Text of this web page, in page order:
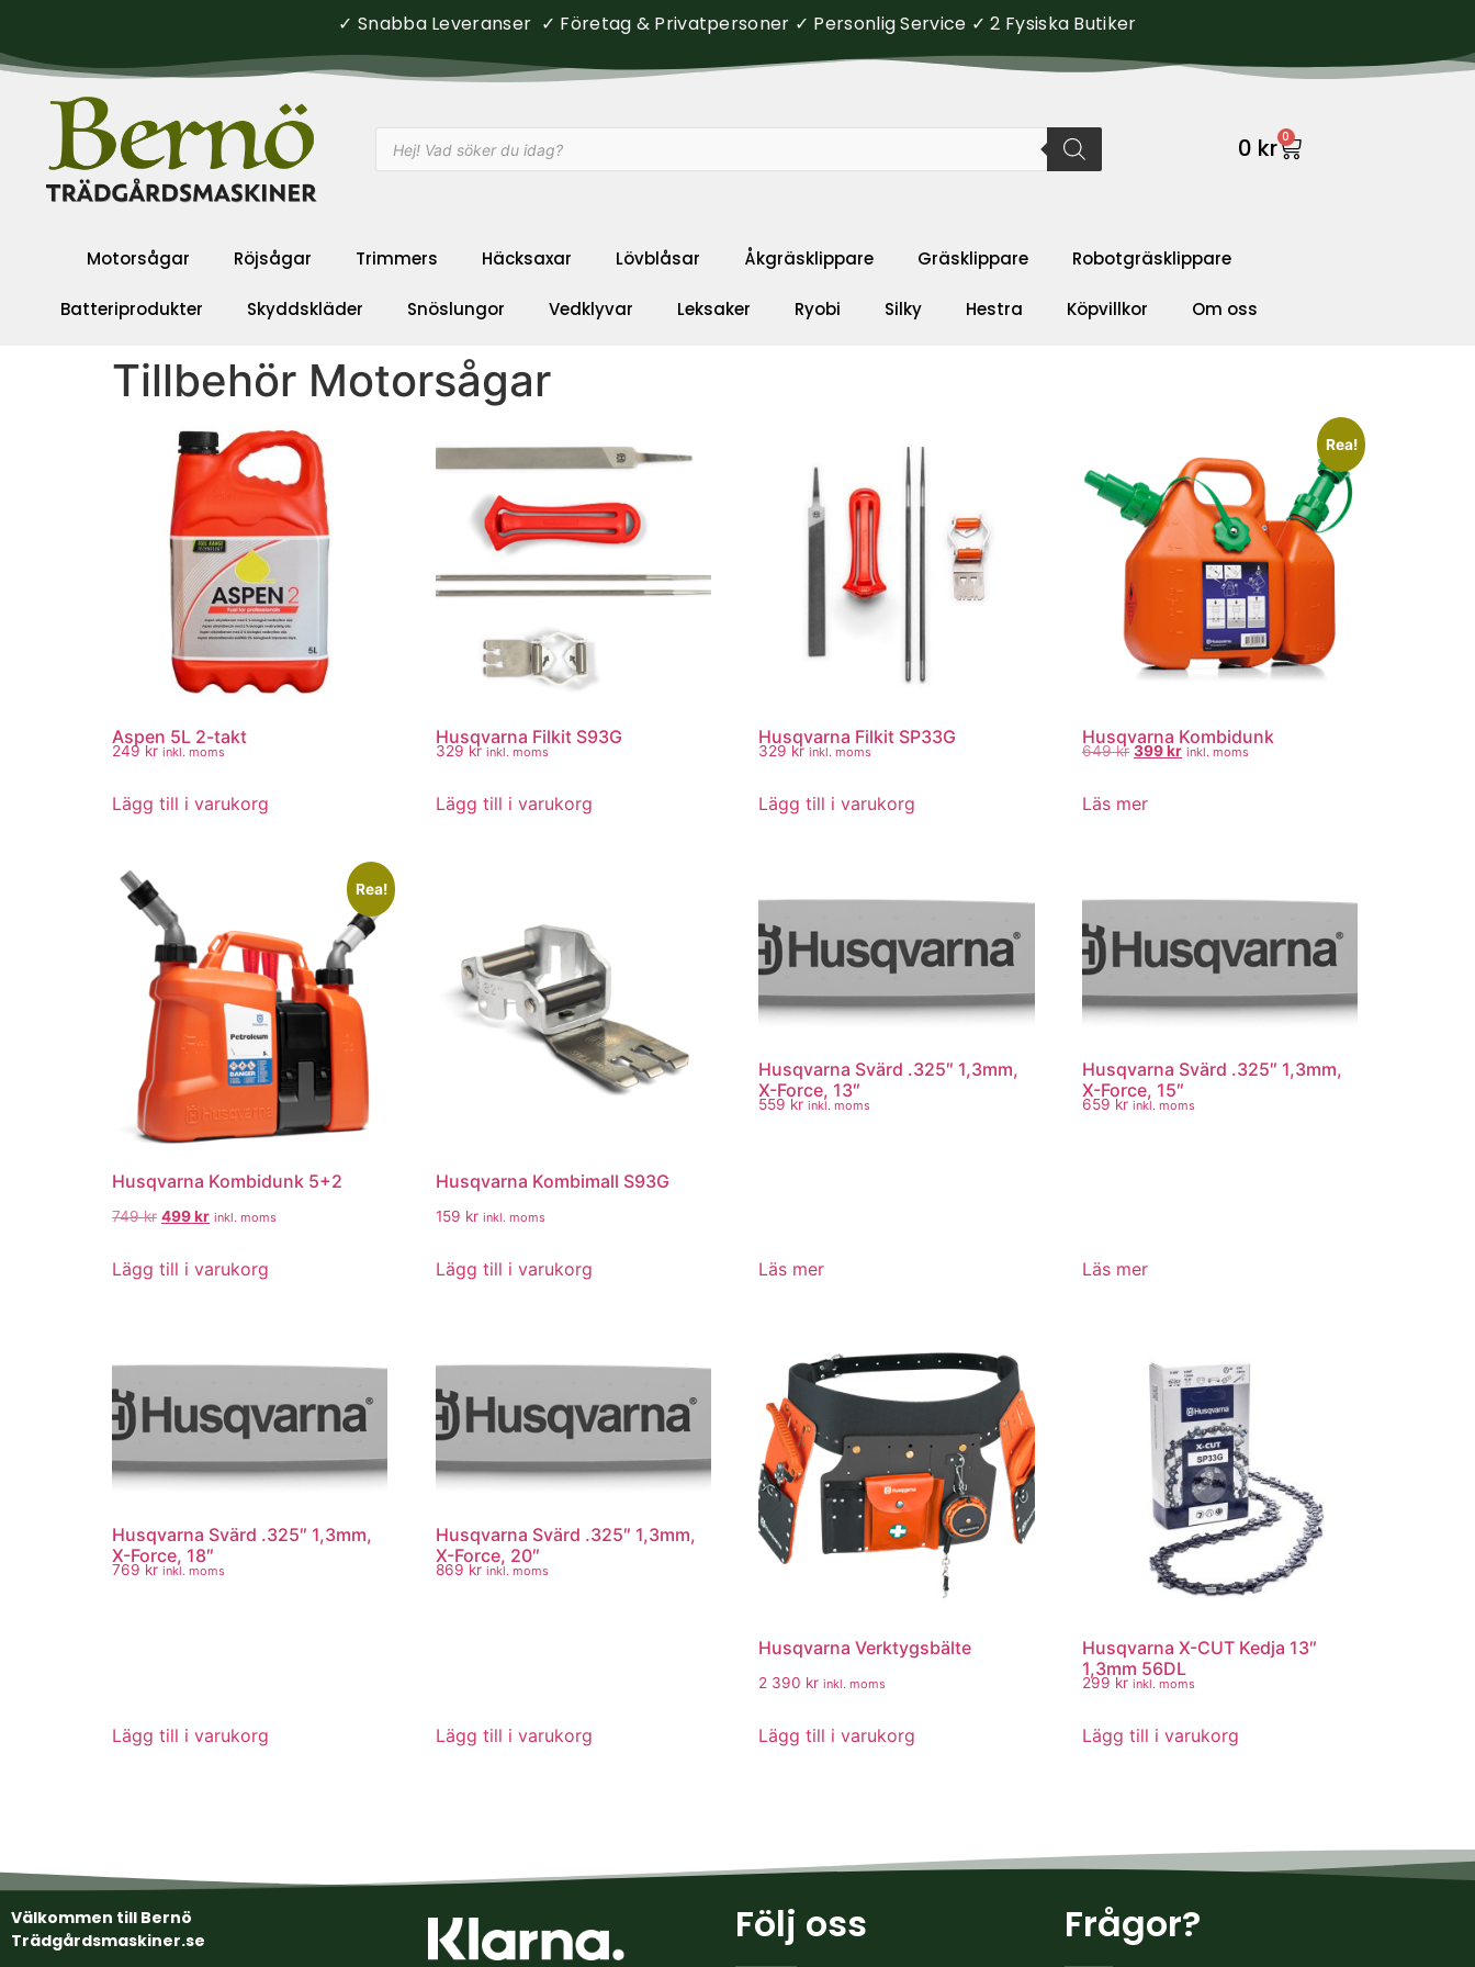
✓ Snabba Leveranser ✓ Företag & Privatpersoner ✓ Personlig Service ✓ 2 Fysiska Butiker
0 kr 0
Motorsågar Röjsågar Trimmers Häcksaxar Lövblåsar Åkgräsklippare Gräsklippare Robotgräsklippare
Batteriprodukter Skyddskläder Snöslungor Vedklyvar Leksaker Ryobi Silky Hestra Köpvillkor Om oss
Tillbehör Motorsågar
Aspen 5L 2-takt
249 kr inkl. moms
Lägg till i varukorg
Husqvarna Filkit S93G
329 kr inkl. moms
Lägg till i varukorg
Husqvarna Filkit SP33G
329 kr inkl. moms
Lägg till i varukorg
Rea!
Husqvarna Kombidunk
649kr 399kr inkl. moms
Läs mer
Rea!
Husqvarna Kombidunk 5+2
749kr 499kr inkl. moms
Lägg till i varukorg
Husqvarna Kombimall S93G
159 kr inkl. moms
Lägg till i varukorg
Husqvarna Svärd .325″ 1,3mm,
X-Force, 13″
559 kr inkl. moms
Läs mer
Husqvarna Svärd .325″ 1,3mm,
X-Force, 15″
659 kr inkl. moms
Läs mer
Husqvarna Svärd .325″ 1,3mm,
X-Force, 18″
769 kr inkl. moms
Lägg till i varukorg
Husqvarna Svärd .325″ 1,3mm,
X-Force, 20″
869 kr inkl. moms
Lägg till i varukorg
Husqvarna Verktygsbälte
2 390 kr inkl. moms
Lägg till i varukorg
Husqvarna X-CUT Kedja 13″
1,3mm 56DL
299 kr inkl. moms
Lägg till i varukorg
Välkommen till Bernö
Trädgårdsmaskiner.se
Följ oss Frågor?